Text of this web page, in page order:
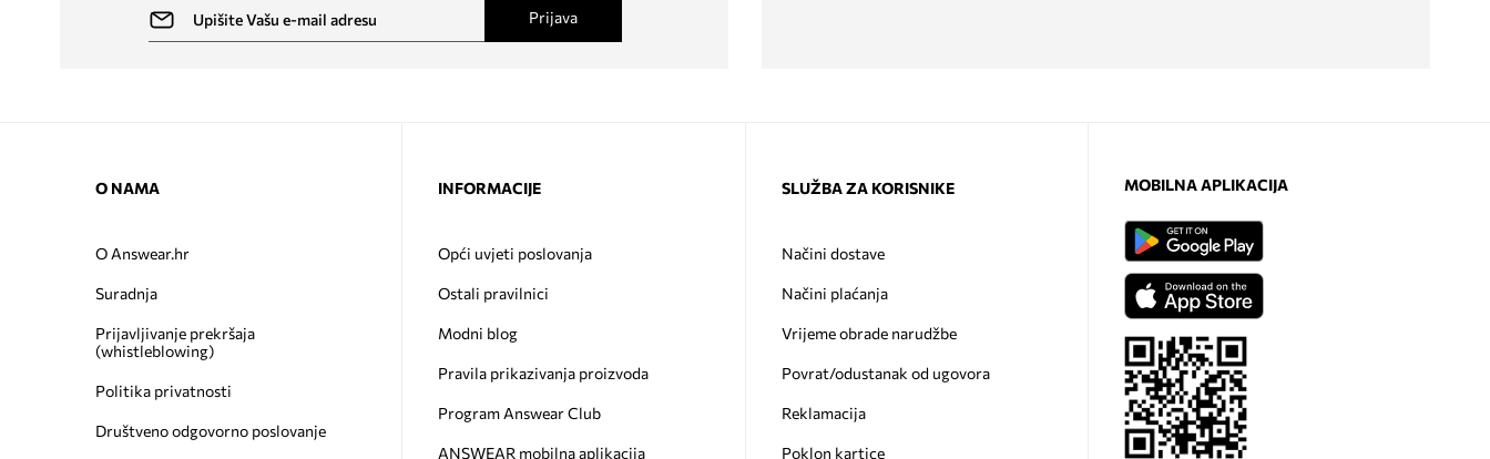
Prijava
O NAMA
O Answear.hr
Suradnja
Prijavljivanje prekršaja
(whistleblowing)
Politika privatnosti
Društveno odgovorno poslovanje
INFORMACIJE
Opći uvjeti poslovanja
Ostali pravilnici
Modni blog
Pravila prikazivanja proizvoda
Program Answear Club
ANSWEAR mobilna aplikacija
SLUŽBA ZA KORISNIKE
Načini dostave
Načini plaćanja
Vrijeme obrade narudžbe
Povrat/odustanak od ugovora
Reklamacija
Poklon kartice
MOBILNA APLIKACIJA